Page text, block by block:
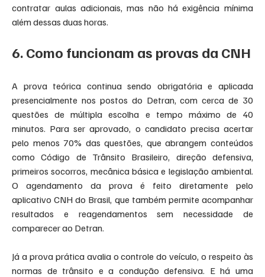
contratar aulas adicionais, mas não há exigência mínima
além dessas duas horas.
6. Como funcionam as provas da CNH
A prova teórica continua sendo obrigatória e aplicada
presencialmente nos postos do Detran, com cerca de 30
questões de múltipla escolha e tempo máximo de 40
minutos. Para ser aprovado, o candidato precisa acertar
pelo menos 70% das questões, que abrangem conteúdos
como Código de Trânsito Brasileiro, direção defensiva,
primeiros socorros, mecânica básica e legislação ambiental.
O agendamento da prova é feito diretamente pelo
aplicativo CNH do Brasil, que também permite acompanhar
resultados e reagendamentos sem necessidade de
comparecer ao Detran.
Já a prova prática avalia o controle do veículo, o respeito às
normas de trânsito e a condução defensiva. E há uma